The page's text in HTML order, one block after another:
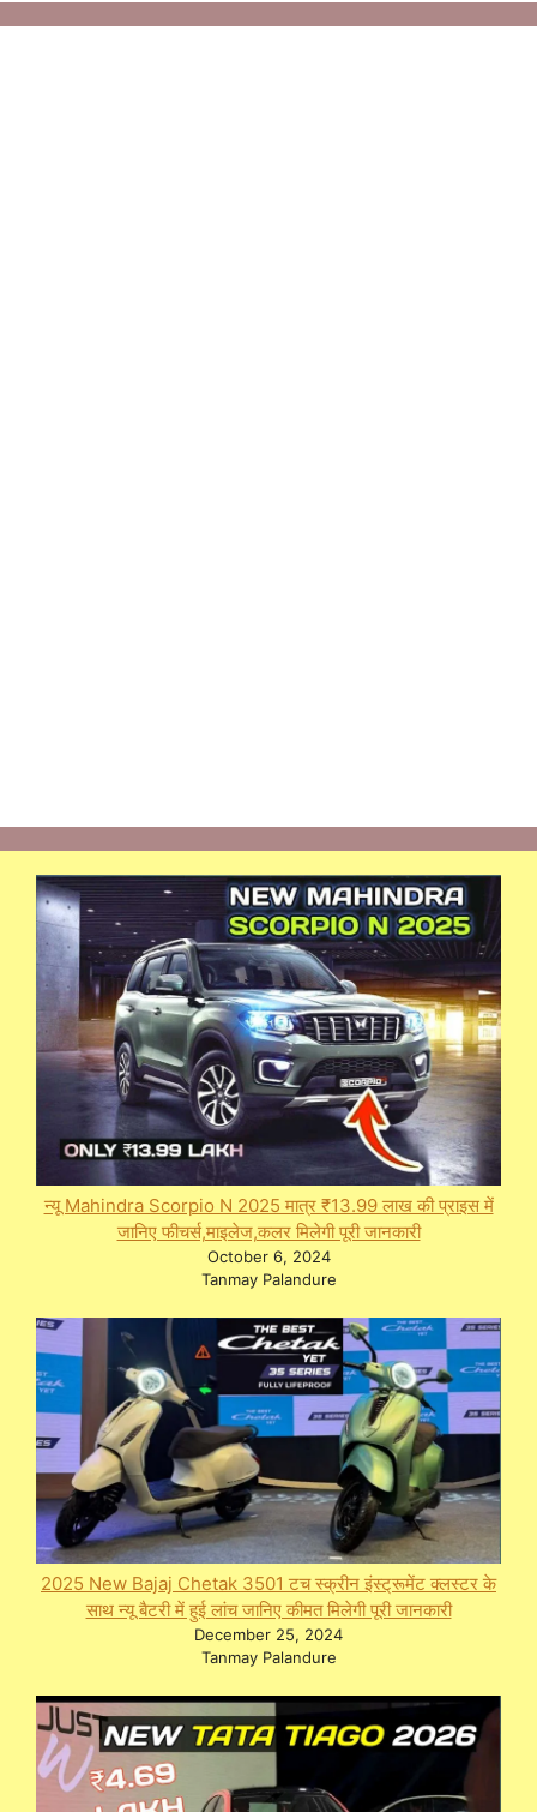
न्यू Mahindra Scorpio N 2025 मात्र ₹13.99 लाख की प्राइस में
जानिए फीचर्स,माइलेज,कलर मिलेगी पूरी जानकारी
October 6, 2024
Tanmay Palandure
2025 New Bajaj Chetak 3501 टच स्क्रीन इंस्ट्रूमेंट क्लस्टर के
साथ न्यू बैटरी में हुई लांच जानिए कीमत मिलेगी पूरी जानकारी
December 25, 2024
Tanmay Palandure